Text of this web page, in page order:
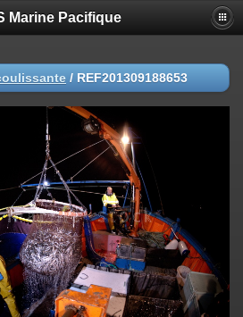
Marine Pacifique
/ REF201309188653